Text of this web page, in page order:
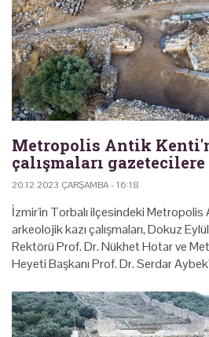
Metropolis Antik
çalışmaları gazetecilere
20.12.2023 ÇARŞAMBA - 16:18
İzmir'in Torbalı ilçesindeki Metropolis
arkeolojik kazı çalışmaları, Dokuz
Rektörü Prof. Dr. Nükhet Hotar ve
Heyeti Başkanı Prof. Dr. Serdar